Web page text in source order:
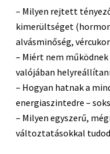
– Milyen rejtett
kimerültséget
alvásminőség,
– Miért nem
valójában
– Hogyan hatnak a
energiaszintedre –
– Milyen egyszerű,
változtatásokkal